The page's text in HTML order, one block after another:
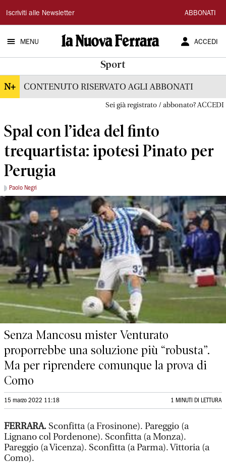
La
Nuova
Ferrara
Iscriviti alle Newsletter ABBONATI
MENU ACCEDI
Sport
N+ CONTENUTO RISERVATO AGLI ABBONATI
Sei già registrato / abbonato? ACCEDI
Spal con l’idea del finto
trequartista: ipotesi Pinato per
Perugia
Paolo Negri
Senza Mancosu mister Venturato
proporrebbe una soluzione più “robusta”.
Ma per riprendere comunque la prova di
Como
15 marzo 2022 11:18 1 MINUTI DI LETTURA
FERRARA. Sconfitta (a Frosinone). Pareggio (a
Lignano col Pordenone). Sconfitta (a Monza).
Pareggio (a Vicenza). Sconfitta (a Parma). Vittoria (a
Como).